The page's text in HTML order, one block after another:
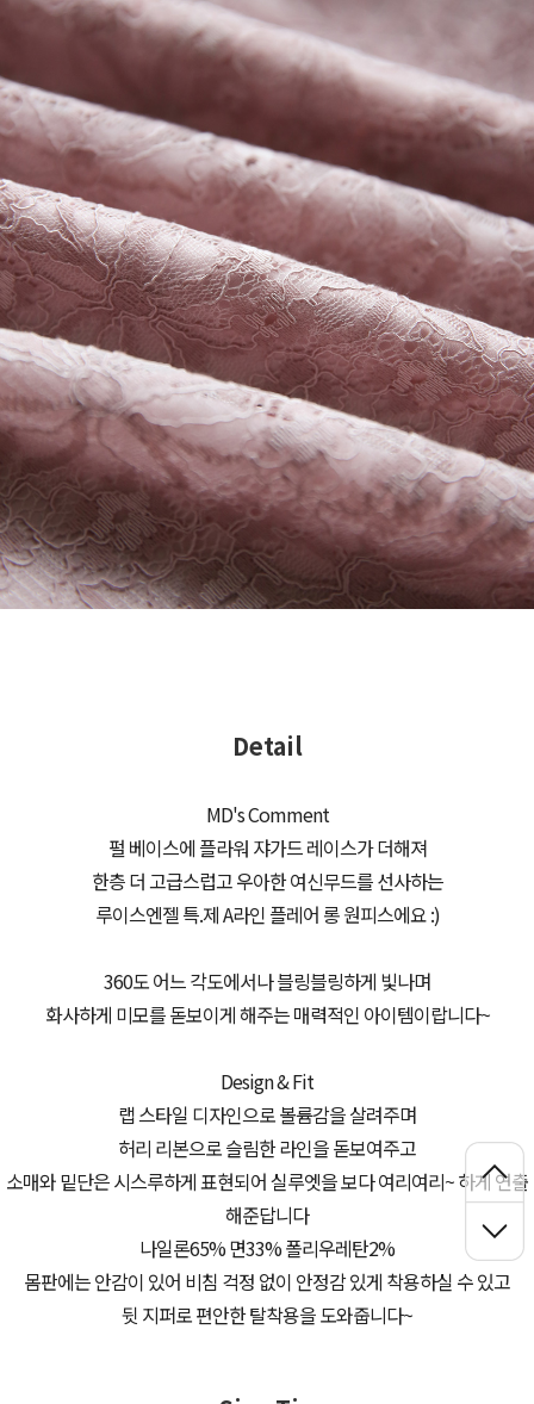
Detail
MD's Comment
펄 베이스에 플라워 쟈가드 레이스가 더해져
한층 더 고급스럽고 우아한 여신무드를 선사하는
루이스엔젤 특.제 A라인 플레어 롱 원피스에요 :)
360도 어느 각도에서나 블링블링하게 빛나며
화사하게 미모를 돋보이게 해주는 매력적인 아이템이랍니다~
Design & Fit
랩 스타일 디자인으로 볼륨감을 살려주며
허리 리본으로 슬림한 라인을 돋보여주고
소매와 밑단은 시스루하게 표현되어 실루엣을 보다 여리여리~ 하게 연출
해준답니다
나일론65% 면33% 폴리우레탄2%
몸판에는 안감이 있어 비침 걱정 없이 안정감 있게 착용하실 수 있고
뒷 지퍼로 편안한 탈착용을 도와줍니다~